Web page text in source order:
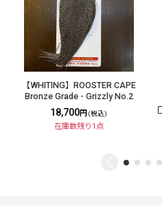
【WHITING】ROOSTER CAPE
Bronze Grade - Grizzly No.2
18,700円 (税込)
在庫数残り1点